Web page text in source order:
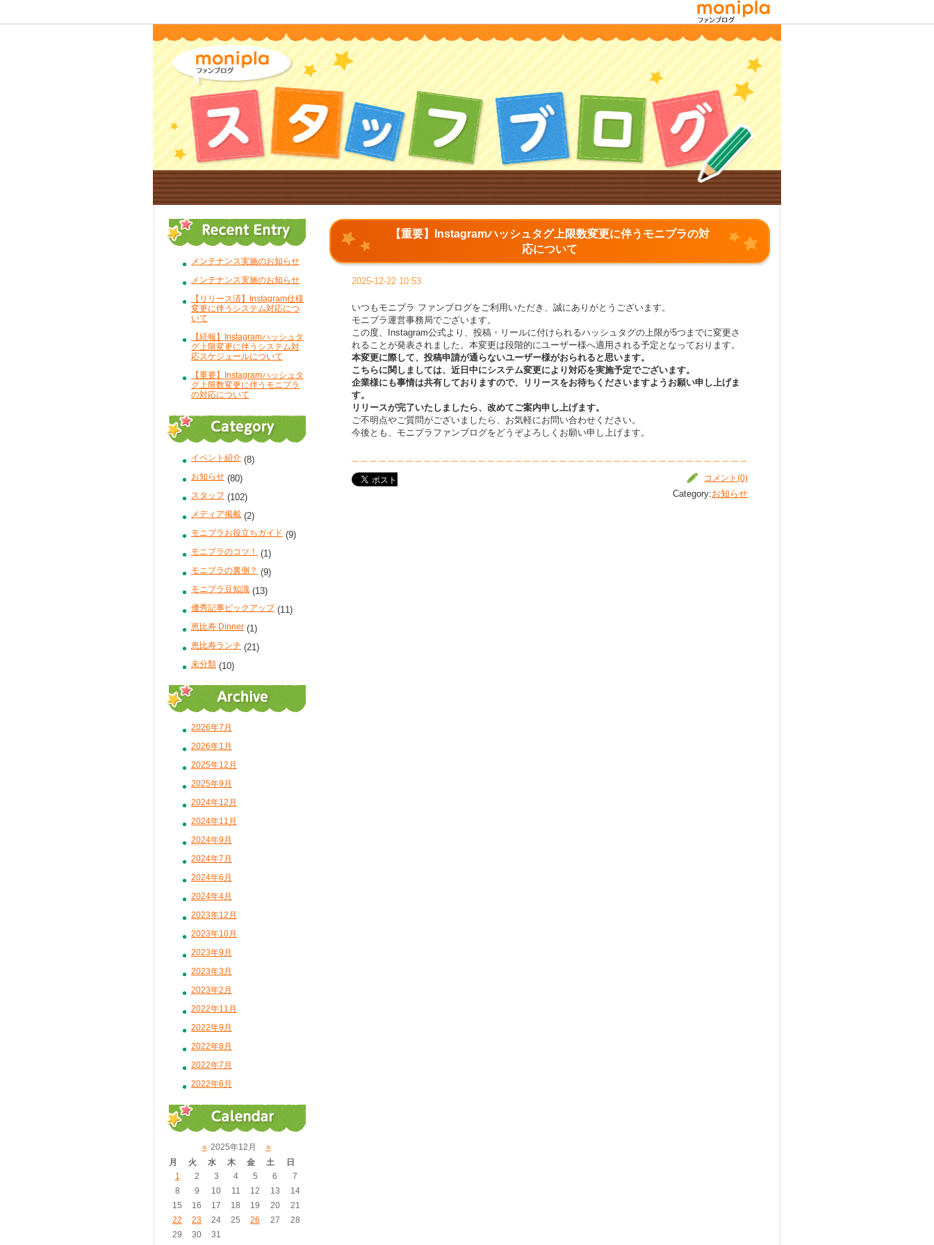
【重要】Instagramハッシュタグ上限数変更に伴うモニプラの対
応について
2025-12-22 10:53
いつもモニプラ ファンブログをご利用いただき、誠にありがとうございます。
モニプラ運営事務局でございます。
この度、Instagram公式より、投稿・リールに付けられるハッシュタグの上限が5つまでに変更さ
れることが発表されました。本変更は段階的にユーザー様へ適用される予定となっております。
本変更に際して、投稿申請が通らないユーザー様がおられると思います。
こちらに関しましては、近日中にシステム変更により対応を実施予定でございます。
企業様にも事情は共有しておりますので、リリースをお待ちくださいますようお願い申し上げま
す。
リリースが完了いたしましたら、改めてご案内申し上げます。
ご不明点やご質問がございましたら、お気軽にお問い合わせください。
今後とも、モニプラファンブログをどうぞよろしくお願い申し上げます。
コメント(0)
Category:お知らせ
メンテナンス実施のお知らせ
メンテナンス実施のお知らせ
【リリース済】Instagram仕様
変更に伴うシステム対応につ
いて
【続報】Instagramハッシュタ
グ上限変更に伴うシステム対
応スケジュールについて
【重要】Instagramハッシュタ
グ上限数変更に伴うモニプラ
の対応について
イベント紹介 (8)
お知らせ (80)
スタッフ (102)
メディア掲載 (2)
モニプラお役立ちガイド (9)
モニプラのコツ！ (1)
モニプラの裏側？ (9)
モニプラ豆知識 (13)
優秀記事ピックアップ (11)
恵比寿 Dinner (1)
恵比寿ランチ (21)
未分類 (10)
2026年7月
2026年1月
2025年12月
2025年9月
2024年12月
2024年11月
2024年9月
2024年7月
2024年6月
2024年4月
2023年12月
2023年10月
2023年9月
2023年3月
2023年2月
2022年11月
2022年9月
2022年8月
2022年7月
2022年6月
« 2025年12月
»
月
火 水 木 金 土
日
1
2 3 4 5 6
7
8
9 10 11 12 13
14
15
16 17 18 19 20
21
22
23 24 25 26 27
28
29
30 31